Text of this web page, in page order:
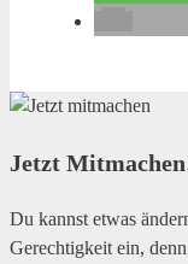
Jetzt
Du kannst etwas
Gerechtigkeit ein,